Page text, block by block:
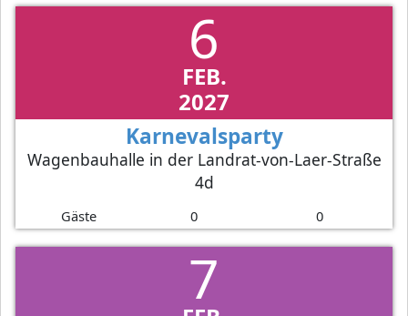
6
FEB.
2027
Karnevalsparty
Wagenbauhalle in der Landrat-von-Laer-Straße
4d
Gäste 0 0
7